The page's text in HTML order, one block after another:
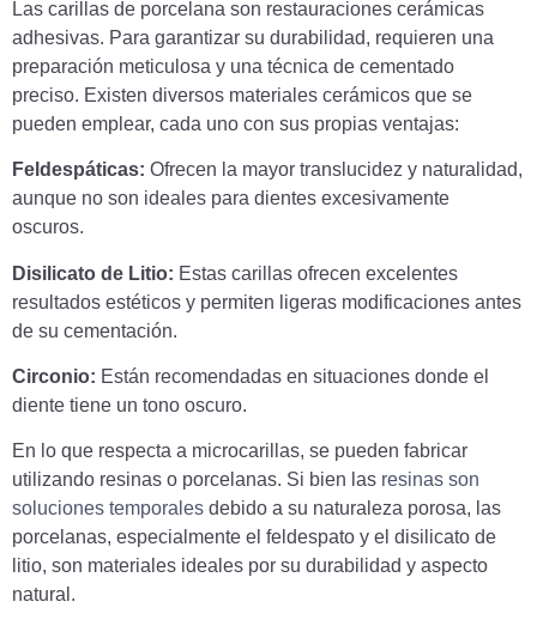
Las carillas de porcelana son restauraciones cerámicas
adhesivas. Para garantizar su durabilidad, requieren una
preparación meticulosa y una técnica de cementado
preciso. Existen diversos materiales cerámicos que se
pueden emplear, cada uno con sus propias ventajas:
Feldespáticas: Ofrecen la mayor translucidez y naturalidad,
aunque no son ideales para dientes excesivamente
oscuros.
Disilicato de Litio: Estas carillas ofrecen excelentes
resultados estéticos y permiten ligeras modificaciones antes
de su cementación.
Circonio: Están recomendadas en situaciones donde el
diente tiene un tono oscuro.
En lo que respecta a microcarillas, se pueden fabricar
utilizando resinas o porcelanas. Si bien las resinas son
soluciones temporales debido a su naturaleza porosa, las
porcelanas, especialmente el feldespato y el disilicato de
litio, son materiales ideales por su durabilidad y aspecto
natural.